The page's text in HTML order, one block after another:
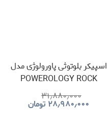
اسپیکر بلوتوثی پاورولوژی مدل
POWEROLOGY ROCK
350W PWF9
۳۱٫۸۸۰٫۰۰۰
۲۸٫۹۸۰٫۰۰۰ تومان